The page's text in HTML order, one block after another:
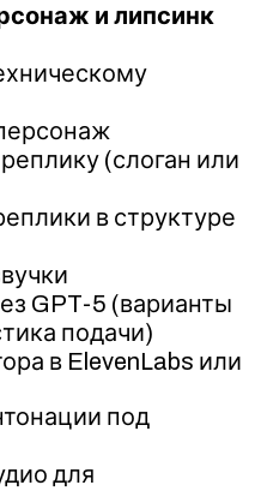
и липсинк
(слоган или
в структуре
GPT-5 (варианты
подачи)
в ElevenLabs или
под
для